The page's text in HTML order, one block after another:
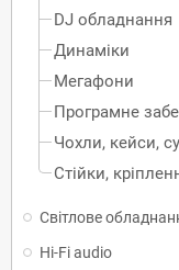
DJ обладнання
Динаміки
Мегафони
Програмне
Чохли, кейси,
Стійки,
Світлове
Hi-Fi audio